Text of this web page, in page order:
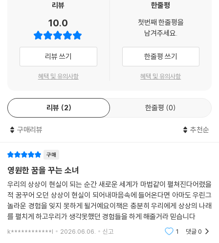
로 이루어져 있다. 기존의 동시들이 자연을 주된 소재로 다뤘던 것과 달리,
문봄 시인의 동시집은 우리가 일상 속에서 흔하게 마주치는 기계들을 소재
로 삼고 있다. 매일 사용하는 스마트폰은 물론, 에어컨, 건조기나 제습기,
공중전화 부스, 플라스틱 제품 등 다양한 기계와 공산품들이 시의 중심을
이루고 있다. 생활에서 쉽게 마주하고 또 자주 사용하는 것들이기 때문에
문봄 시인은 익숙하게 느껴지는 사물을 전혀 다른 시각에서 새롭게 그려낸
다. 이제는 쓰는 일이 거의 없는 공중전화 부스가 비를 피하는 장소가 되어
주거나(「공중전화 부스」) 진짜가 아니지만 자신감을 잃지 않는 조화의 모
어나 사물을 바라보는 방법을 말해 준다. 무용하다고 평가되는 것들에서
새로운 가치를 발견하는 문봄 시인의 능력이 세계를 더 다채롭게 만든다.
문자도 말하게 만드는 상상력
사물을 다른 시각으로 바라보는 문봄 시인은 언어도 새롭게 느껴지게 만든
다. 알파벳의 모양을 사물에 빗대어 캐릭터화 시키는 동시들과(「와글와글
알파벳」, 「달랑달랑 알파벳」) 한글의 모양으로 독특한 이야기를 만드는 동
리뷰
10.0
리뷰 쓰기
혜택 및 유의사항
한줄평
첫번째 한줄평을
남겨주세요.
한줄평 쓰기
혜택 및 유의사항
리뷰 2 한줄평 0
구매리뷰 추천순
구매
영원한 꿈을 꾸는 소녀
우리의 상상이 현실이 되는 순간 새로운 세계가 마법같이 펼쳐진다어렸을
적 꿈꾸어 오던 상상이 현실이 되어내마음속에 들어온다면 아마도 우린그
놀라운 경험을 잊지 못하게 될거예요이책은 충분히 우리에게 상상의 나래
를 펼치게 하고우리가 생각못했던 경험들을 하게 해줄거라 믿습니다
k************l 2026.06.06. 신고 1 댓글0